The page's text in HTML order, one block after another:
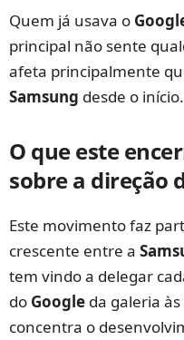
Quem já usava o
principal não sente
afeta principalmente
Samsung desde o início.
O que este
sobre a direção
Este movimento faz
crescente entre a
tem vindo a delegar
do Google da galeria
concentra o